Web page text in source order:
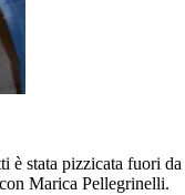
pizzicata fuori
Marica Pellegrinelli.